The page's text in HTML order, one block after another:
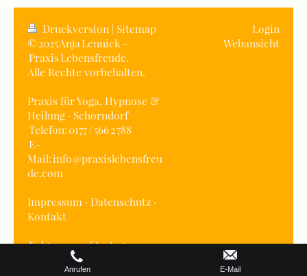
Druckversion | Sitemap
© 2025 Anja Lennick –
Praxis Lebensfreude.
Alle Rechte vorbehalten.
Praxis für Yoga, Hypnose &
Heilung · Schorndorf
Telefon: 0177 / 566 2 788
E-
Mail: info@praxislebensfreu
de.com
Impressum · Datenschutz ·
Kontakt
Folge uns auf Instagram:
@praxislebensfreude
Login
Webansicht
Anrufen E-Mail